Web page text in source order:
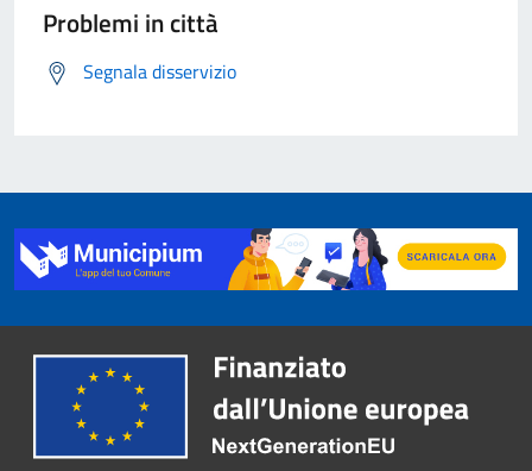
Problemi in città
Segnala disservizio